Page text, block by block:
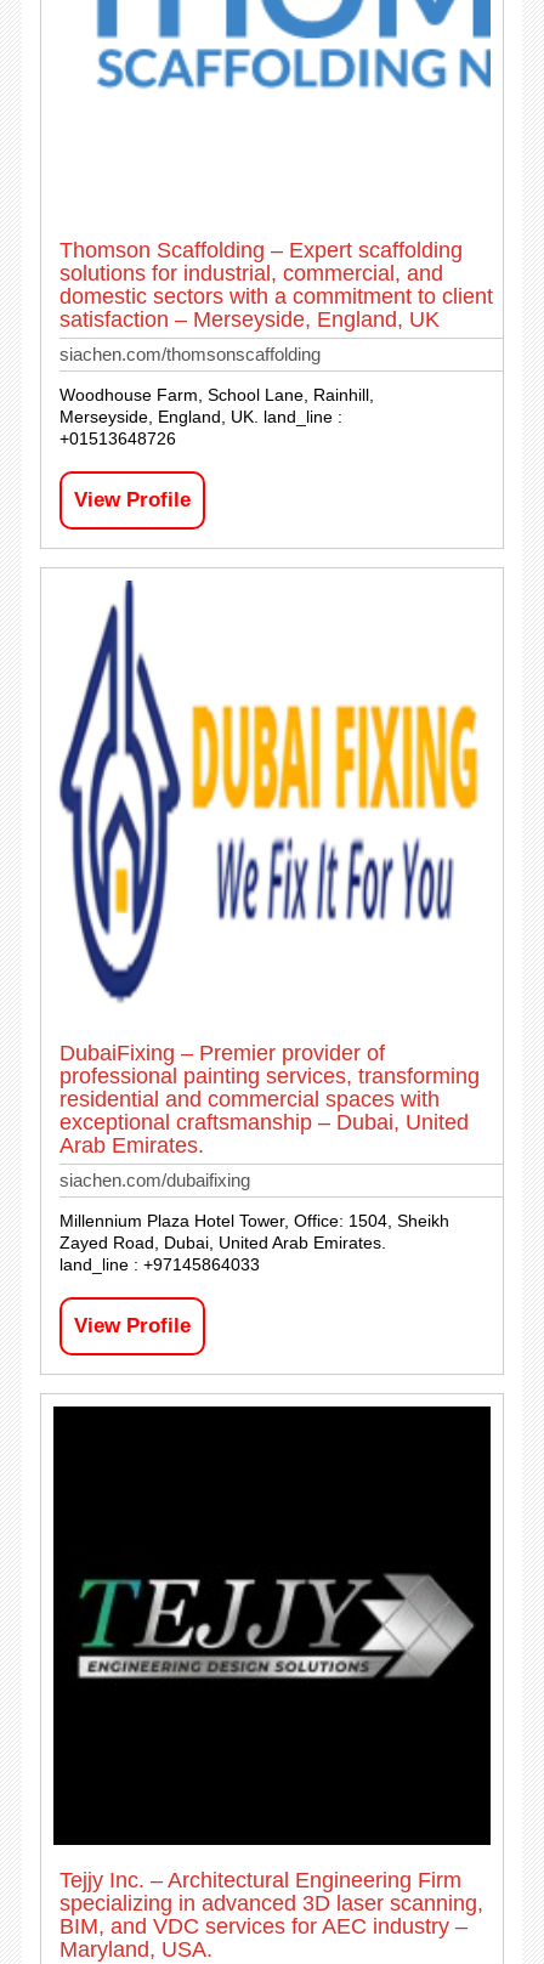
Thomson Scaffolding – Expert scaffolding
solutions for industrial, commercial, and
domestic sectors with a commitment to client
satisfaction – Merseyside, England, UK
siachen.com/thomsonscaffolding
Woodhouse Farm, School Lane, Rainhill,
Merseyside, England, UK. land_line :
+01513648726
View Profile
DubaiFixing – Premier provider of
professional painting services, transforming
residential and commercial spaces with
exceptional craftsmanship – Dubai, United
Arab Emirates.
siachen.com/dubaifixing
Millennium Plaza Hotel Tower, Office: 1504, Sheikh
Zayed Road, Dubai, United Arab Emirates.
land_line : +97145864033
View Profile
Tejjy Inc. – Architectural Engineering Firm
specializing in advanced 3D laser scanning,
BIM, and VDC services for AEC industry –
Maryland, USA.